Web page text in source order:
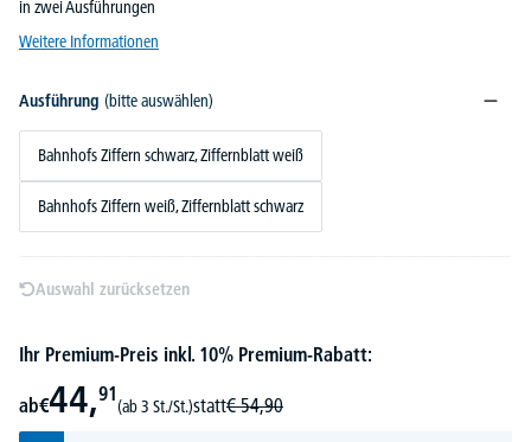
in zwei Ausführungen
Weitere Informationen
Ausführung (bitte auswählen)
Bahnhofs Ziffern schwarz, Ziffernblatt weiß
Bahnhofs Ziffern weiß, Ziffernblatt schwarz
Auswahl zurücksetzen
Ihr Premium-Preis inkl. 10% Premium-Rabatt:
ab€44,91
(ab 3 St./St.)statt€ 54,90